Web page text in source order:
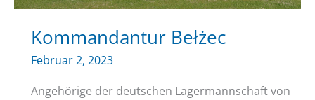
Kommandantur Bełżec
Februar 2, 2023
Angehörige der deutschen Lagermannschaft von